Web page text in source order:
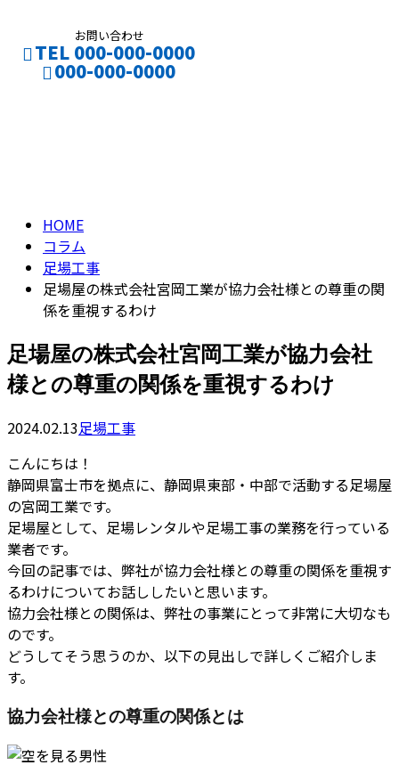
お問い合わせ
TEL 000-000-0000
000-000-0000
HOME
コラム
足場工事
足場屋の株式会社宮岡工業が協力会社様との尊重の関
係を重視するわけ
足場屋の株式会社宮岡工業が協力会社
様との尊重の関係を重視するわけ
2024.02.13足場工事
こんにちは！
静岡県富士市を拠点に、静岡県東部・中部で活動する足場屋
の宮岡工業です。
足場屋として、足場レンタルや足場工事の業務を行っている
業者です。
今回の記事では、弊社が協力会社様との尊重の関係を重視す
るわけについてお話ししたいと思います。
協力会社様との関係は、弊社の事業にとって非常に大切なも
のです。
どうしてそう思うのか、以下の見出しで詳しくご紹介しま
す。
協力会社様との尊重の関係とは